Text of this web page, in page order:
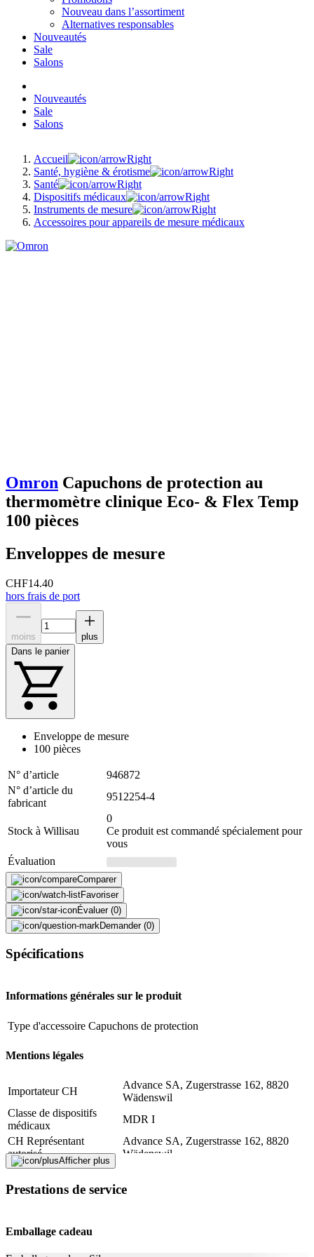
Nouveau dans l’assortiment
Alternatives responsables
Nouveautés
Sale
Salons
Nouveautés
Sale
Salons
Accueil
Santé, hygiène & érotisme
Santé
Dispositifs médicaux
Instruments de mesure
Accessoires pour appareils de mesure médicaux
Omron Capuchons de protection au
thermomètre clinique Eco- & Flex Temp
100 pièces
Enveloppes de mesure
CHF14.40
hors frais de port
moins
plus
Dans le panier
Enveloppe de mesure
100 pièces
N° d’article
946872
N° d’article du
fabricant
9512254-4
Stock à Willisau
0
Ce produit est commandé spécialement pour
vous
Évaluation
Comparer
Favoriser
Évaluer (0)
Demander (0)
Spécifications
Informations générales sur le produit
Type d'accessoire Capuchons de protection
Mentions légales
Importateur CH
Advance SA, Zugerstrasse 162, 8820
Wädenswil
Classe de dispositifs
médicaux
MDR I
CH Représentant
autorisé
Advance SA, Zugerstrasse 162, 8820
Wädenswil
Informations complémentaires
système
Afficher plus
Prestations de service
Emballage cadeau